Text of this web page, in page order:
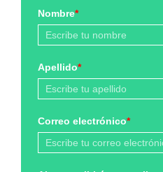
Nombre*
Apellido*
Correo electrónico*